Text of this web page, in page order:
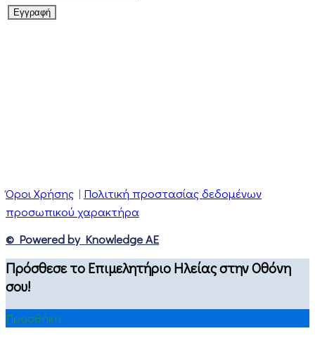
Όροι Χρήσης | Πολιτική προστασίας δεδομένων
προσωπικού χαρακτήρα
© Powered by Knowledge AE
Πρόσθεσε το Επιμελητήριο Ηλείας στην Οθόνη
σου!
Προσθήκη